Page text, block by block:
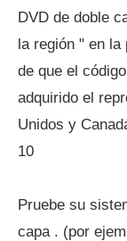
DVD de doble
la región " en la
de que el
adquirido el
Unidos y
10
Pruebe su
capa . (por